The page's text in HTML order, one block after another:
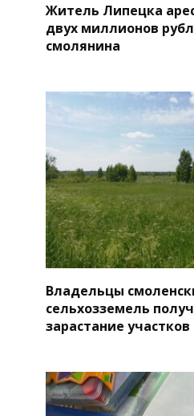
Житель Липецка
двух миллионов
смолянина
Владельцы
сельхозземель
зарастание участков